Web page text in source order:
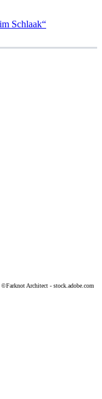
©Farknot Architect - stock.adobe.com